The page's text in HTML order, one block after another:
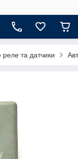
реле та датчики